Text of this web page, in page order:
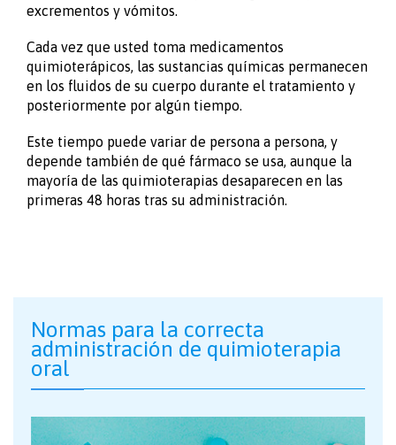
excrementos y vómitos.
Cada vez que usted toma medicamentos
quimioterápicos, las sustancias químicas permanecen
en los fluidos de su cuerpo durante el tratamiento y
posteriormente por algún tiempo.
Este tiempo puede variar de persona a persona, y
depende también de qué fármaco se usa, aunque la
mayoría de las quimioterapias desaparecen en las
primeras 48 horas tras su administración.
Normas para la correcta
administración de quimioterapia
oral